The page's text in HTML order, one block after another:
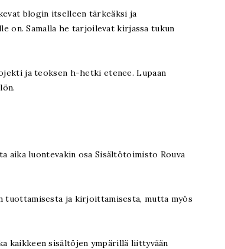
blogin itselleen tärkeäksi ja
on. Samalla he tarjoilevat kirjassa tukun
ja teoksen h-hetki etenee. Lupaan
aika luontevakin osa Sisältötoimisto Rouva
tuottamisesta ja kirjoittamisesta, mutta myös
kaikkeen sisältöjen ympärillä liittyvään